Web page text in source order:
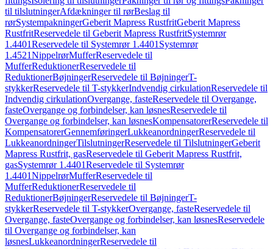
til tilslutningerAfdækninger til rørBeslag til
rørSystempakningerGeberit Mapress RustfritGeberit Mapress
RustfritReservedele til Geberit Mapress RustfritSystemrør
1.4401Reservedele til Systemrør 1.4401 Systemrør
1.4521NippelrørMufferReservedele til
MufferReduktionerReservedele til
ReduktionerBøjningerReservedele til BøjningerT-
stykkerReservedele til T-stykkerIndvendig cirkulationReservedele til
Indvendig cirkulationOvergange, fasteReservedele til Overgange,
fasteOvergange og forbindelser, kan løsnesReservedele til
Overgange og forbindelser, kan løsnesKompensatorerReservedele til
KompensatorerGennemføringerLukkeanordningerReservedele til
LukkeanordningerTilslutningerReservedele til TilslutningerGeberit
Mapress Rustfrit, gasReservedele til Geberit Mapress Rustfrit,
gasSystemrør 1.4401Reservedele til Systemrør
1.4401NippelrørMufferReservedele til
MufferReduktionerReservedele til
ReduktionerBøjningerReservedele til BøjningerT-
stykkerReservedele til T-stykkerOvergange, fasteReservedele til
Overgange, fasteOvergange og forbindelser, kan løsnesReservedele
til Overgange og forbindelser, kan
løsnesLukkeanordningerReservedele til